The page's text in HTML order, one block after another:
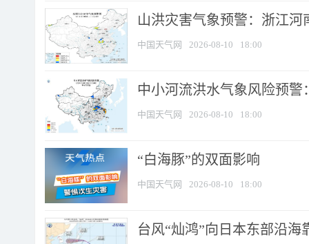
山洪灾害气象预警：浙江
中国天气网 2026-08-10 18:00
中小河流洪水气象风险预
中国天气网 2026-08-10 18:00
​“白海豚”的双面影响
中国天气网 2026-08-10 18:00
台风“灿鸿”向日本东部沿海